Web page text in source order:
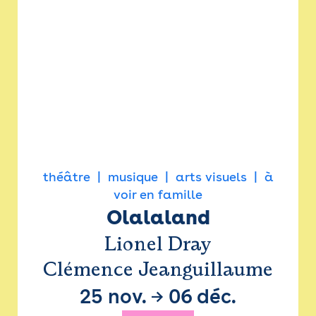
théâtre musique arts visuels
à
voir en famille
Olalaland
Lionel Dray
Clémence Jeanguillaume
25 nov. → 06 déc.